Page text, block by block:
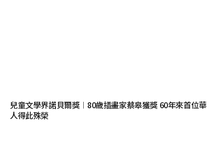
兒童文學界諾貝爾獎︱80歲插畫家蔡皋獲獎 60年來首位華
人得此殊榮